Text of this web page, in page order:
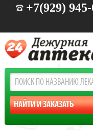
+7(929)